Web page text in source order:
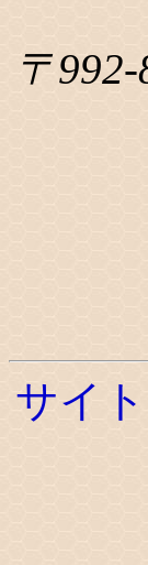
〒
サイ